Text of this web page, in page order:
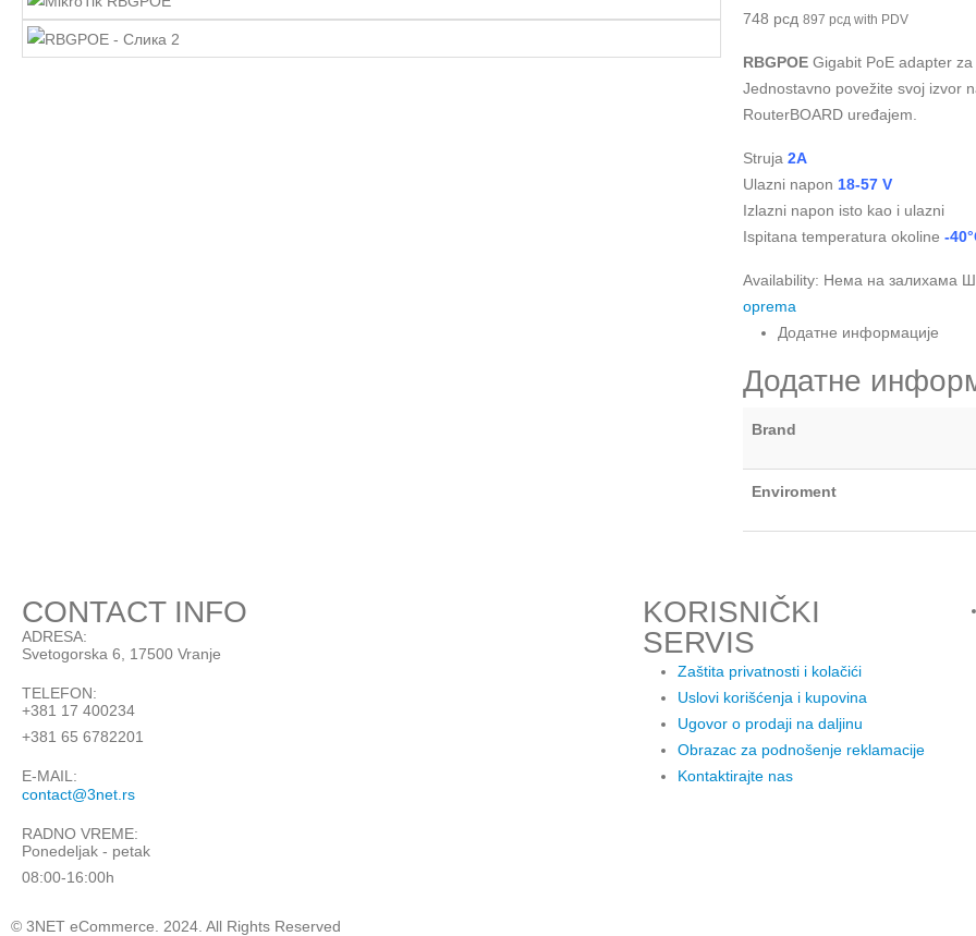
748 рсд 897 рсд with PDV
RBGPOE Gigabit PoE adapter
Jednostavno povežite svoj izvor
RouterBOARD uređajem.
Struja 2A
Ulazni napon 18-57 V
Izlazni napon isto kao i ulazni
Ispitana temperatura okoline -
Availability: Нема на залихама
oprema
Додатне информације
Додатне
Brand
Enviroment
CONTACT INFO
ADRESA:
Svetogorska 6, 17500 Vranje
TELEFON:
+381 17 400234
+381 65 6782201
E-MAIL:
contact@3net.rs
RADNO VREME:
Ponedeljak - petak
08:00-16:00h
KORISNIČKI
SERVIS
Zaštita privatnosti i kolačići
Uslovi korišćenja i kupovina
Ugovor o prodaji na daljinu
Obrazac za podnošenje reklamacije
Kontaktirajte nas
© 3NET eCommerce. 2024. All Rights Reserved